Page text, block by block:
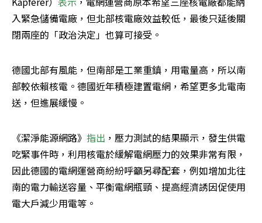
入緊急儲備電廠，但北部核電廠效益較低，最後只延後關
閉兩座的「政治決定」也算可接受。
德國北部有風能，但南部是工業重鎮，用電量高，所以南
部較依賴核電。德國近年積極建置電網，希望更多北電南
送，但進展緩慢。
《潔淨能源網路》 指出 ，壓力測試的結果顯示，發生供電
吃緊事件時，利用核電於緩解電網壓力的效果非常有限，
因此德國的電網運營商紛紛呼籲另尋配套，例如增加北往
南的電力輸送容量、平衡電網瓶頸、提高經濟誘因促使用
電大戶減少用電等。